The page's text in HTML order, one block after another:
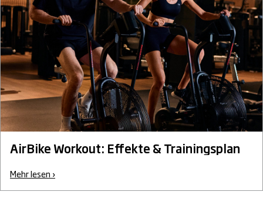
AirBike Workout: Effekte & Trainingsplan
Mehr lesen ›